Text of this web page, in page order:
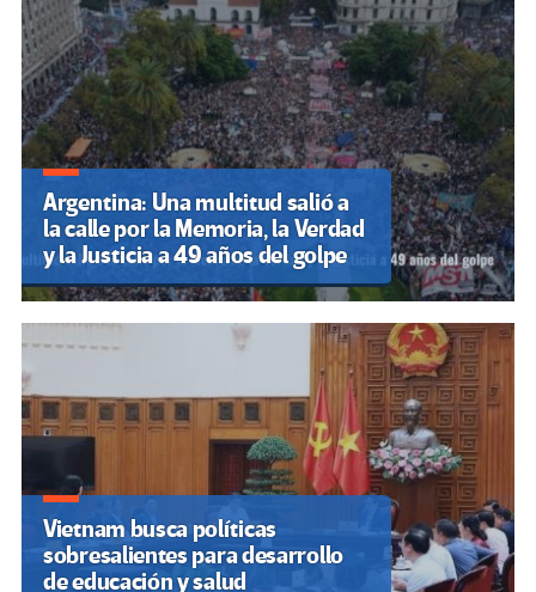
Argentina: Una multitud salió a
la calle por la Memoria, la Verdad
y la Justicia a 49 años del golpe
Vietnam busca políticas
sobresalientes para desarrollo
de educación y salud